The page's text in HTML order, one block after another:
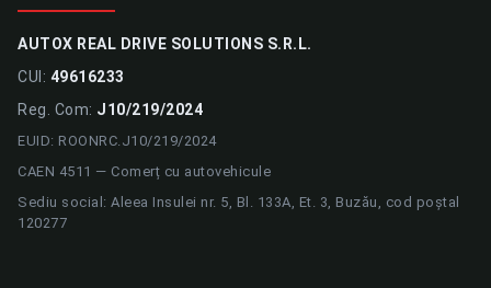
AUTOX REAL DRIVE SOLUTIONS S.R.L.
CUI: 49616233
Reg. Com: J10/219/2024
EUID: ROONRC.J10/219/2024
CAEN 4511 — Comerț cu autovehicule
Sediu social: Aleea Insulei nr. 5, Bl. 133A, Et. 3, Buzău, cod poștal
120277